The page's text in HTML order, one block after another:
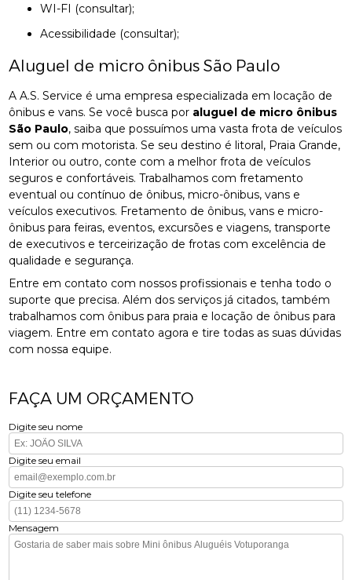
WI-FI (consultar);
Acessibilidade (consultar);
Aluguel de micro ônibus São Paulo
A A.S. Service é uma empresa especializada em locação de
ônibus e vans. Se você busca por aluguel de micro ônibus
São Paulo, saiba que possuímos uma vasta frota de veículos
sem ou com motorista. Se seu destino é litoral, Praia Grande,
Interior ou outro, conte com a melhor frota de veículos
seguros e confortáveis. Trabalhamos com fretamento
eventual ou contínuo de ônibus, micro-ônibus, vans e
veículos executivos. Fretamento de ônibus, vans e micro-
ônibus para feiras, eventos, excursões e viagens, transporte
de executivos e terceirização de frotas com excelência de
qualidade e segurança.
Entre em contato com nossos profissionais e tenha todo o
suporte que precisa. Além dos serviços já citados, também
trabalhamos com ônibus para praia e locação de ônibus para
viagem. Entre em contato agora e tire todas as suas dúvidas
com nossa equipe.
FAÇA UM ORÇAMENTO
Digite seu nome
Digite seu email
Digite seu telefone
Mensagem